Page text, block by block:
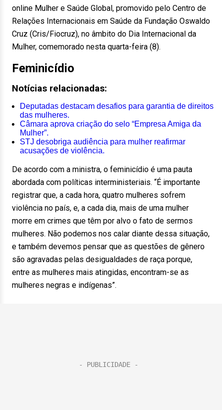
online Mulher e Saúde Global, promovido pelo Centro de
Relações Internacionais em Saúde da Fundação Oswaldo
Cruz (Cris/Fiocruz), no âmbito do Dia Internacional da
Mulher, comemorado nesta quarta-feira (8).
Feminicídio
Notícias relacionadas:
Deputadas destacam desafios para garantia de direitos
das mulheres.
Câmara aprova criação do selo “Empresa Amiga da
Mulher”.
STJ desobriga audiência para mulher reafirmar
acusações de violência.
De acordo com a ministra, o feminicídio é uma pauta
abordada com políticas interministeriais. “É importante
registrar que, a cada hora, quatro mulheres sofrem
violência no país, e, a cada dia, mais de uma mulher
morre em crimes que têm por alvo o fato de sermos
mulheres. Não podemos nos calar diante dessa situação,
e também devemos pensar que as questões de gênero
são agravadas pelas desigualdades de raça porque,
entre as mulheres mais atingidas, encontram-se as
mulheres negras e indígenas”.